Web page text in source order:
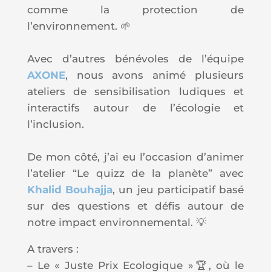
comme la protection de
l’environnement. 🌱
Avec d’autres bénévoles de l’équipe
AXONE, nous avons animé plusieurs
ateliers de sensibilisation ludiques et
interactifs autour de l’écologie et
l’inclusion.
De mon côté, j’ai eu l’occasion d’animer
l’atelier “Le quizz de la planète” avec
Khalid Bouhajja, un jeu participatif basé
sur des questions et défis autour de
notre impact environnemental. 💡
A travers :
– Le « Juste Prix Ecologique »🏆, où le